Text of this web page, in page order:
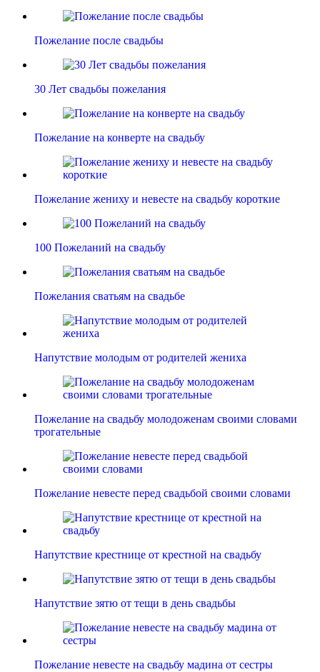
Пожелание после свадьбы
30 Лет свадьбы пожелания
Пожелание на конверте на свадьбу
Пожелание жениху и невесте на свадьбу короткие
100 Пожеланий на свадьбу
Пожелания сватьям на свадьбе
Напутствие молодым от родителей жениха
Пожелание на свадьбу молодоженам своими словами
трогательные
Пожелание невесте перед свадьбой своими словами
Напутствие крестнице от крестной на свадьбу
Напутствие зятю от тещи в день свадьбы
Пожелание невесте на свадьбу мадина от сестры